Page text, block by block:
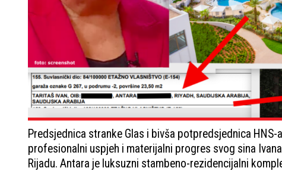
Predsjednica stranke Glas i bivša potpredsjednica
profesionalni uspjeh i materijalni progres svog sina
Rijadu. Antara je luksuzni stambeno-rezidencijalni